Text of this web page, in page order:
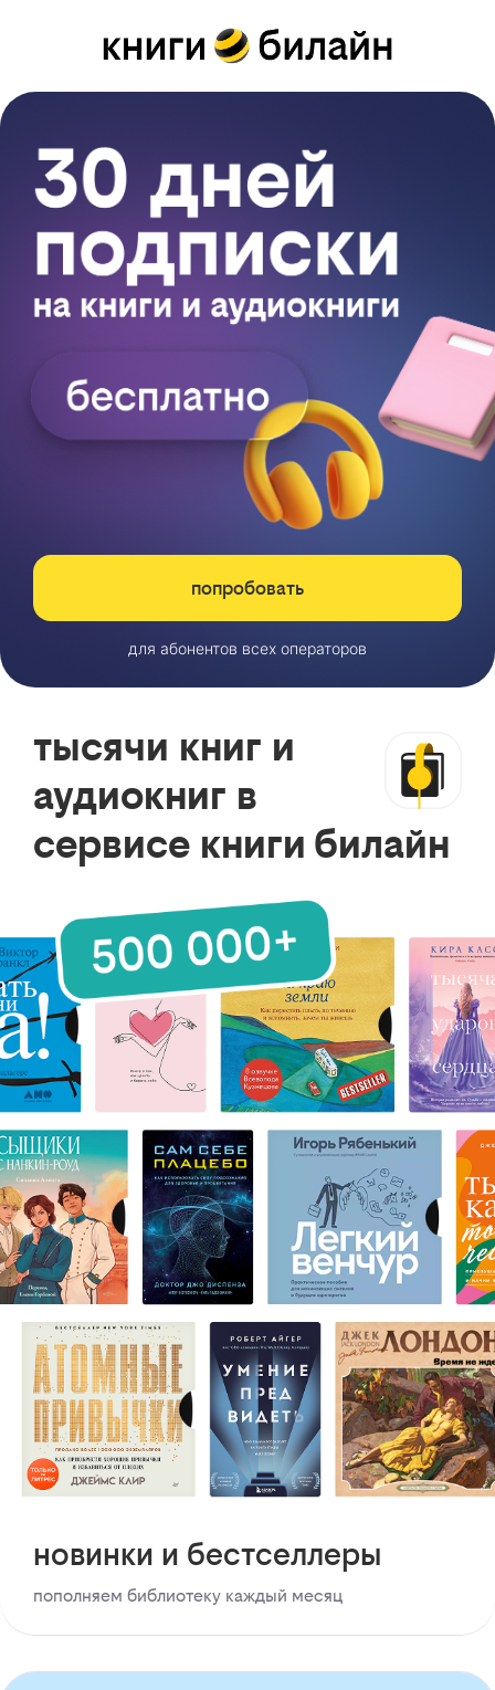
попробовать
для абонентов всех операторов
тысячи книг и
аудиокниг в
сервисе книги билайн
новинки и бестселлеры
пополняем библиотеку каждый месяц